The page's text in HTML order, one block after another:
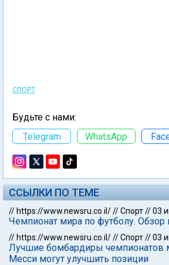
СПОРТ
Будьте с нами:
Telegram
WhatsApp
ССЫЛКИ ПО ТЕМЕ
// https://www.newsru.co.il///Спорт//03
Чемпионат мира по футболу. Обзор
// https://www.newsru.co.il///Спорт//03
Лучшие бомбардиры чемпионатов
Месси могут улучшить позиции